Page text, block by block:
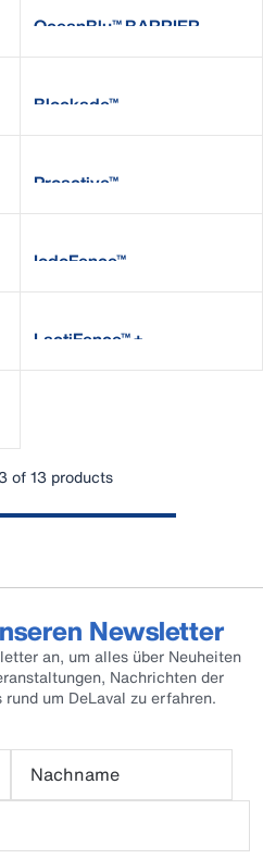
OceanBlu™ BARRIER
Blockade™
Proactive™
IodoFence™
LactiFence™ +
of 13 products
Newsletter
an, um alles über Neuheiten
Nachrichten der
um DeLaval zu erfahren.
Nachname